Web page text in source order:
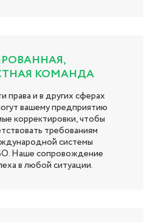
КОМАНДА
права и в других сферах
вашему предприятию
корректировки, чтобы
требованиям
системы
Наше сопровождение
в любой ситуации.